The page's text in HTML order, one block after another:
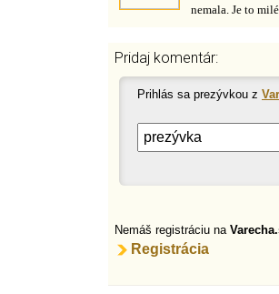
nemala. Je to
Pridaj komentár:
Prihlás sa prezývkou z
Nemáš registráciu na
Registrácia